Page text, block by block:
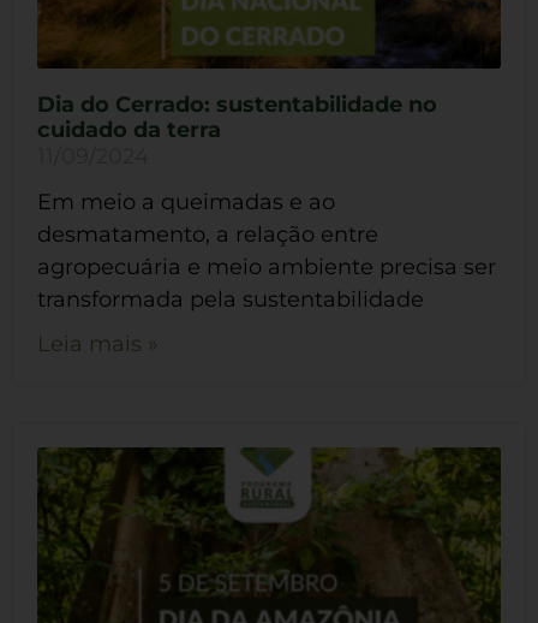
Dia do Cerrado: sustentabilidade no
cuidado da terra
Em meio a queimadas e ao
desmatamento, a relação entre
agropecuária e meio ambiente precisa ser
transformada pela sustentabilidade
Leia mais »